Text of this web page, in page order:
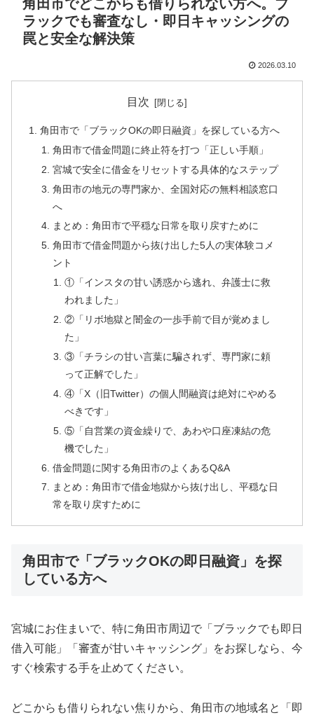
角田市でどこからも借りられない方へ。ブ
ラックでも審査なし・即日キャッシングの
罠と安全な解決策
2026.03.10
目次
角田市で「ブラックOKの即日融資」を探している方へ
角田市で借金問題に終止符を打つ「正しい手順」
宮城で安全に借金をリセットする具体的なステップ
角田市の地元の専門家か、全国対応の無料相談窓口
へ
まとめ：角田市で平穏な日常を取り戻すために
角田市で借金問題から抜け出した5人の実体験コメ
ント
①「インスタの甘い誘惑から逃れ、弁護士に救
われました」
②「リボ地獄と闇金の一歩手前で目が覚めまし
た」
③「チラシの甘い言葉に騙されず、専門家に頼
って正解でした」
④「X（旧Twitter）の個人間融資は絶対にやめる
べきです」
⑤「自営業の資金繰りで、あわや口座凍結の危
機でした」
借金問題に関する角田市のよくあるQ&A
まとめ：角田市で借金地獄から抜け出し、平穏な日
常を取り戻すために
角田市で「ブラックOKの即日融資」を探
している方へ
宮城にお住まいで、特に角田市周辺で「ブラックでも即日
借入可能」「審査が甘いキャッシング」をお探しなら、今
すぐ検索する手を止めてください。
どこからも借りられない焦りから、角田市の地域名と「即